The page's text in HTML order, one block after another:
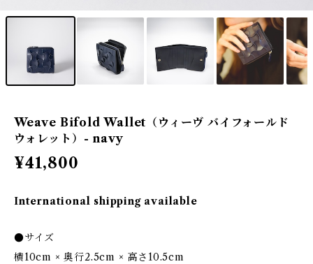
Weave Bifold Wallet（ウィーヴ バイフォールド
ウォレット）- navy
¥41,800
International shipping available
●サイズ
横10cm × 奥行2.5cm × 高さ10.5cm